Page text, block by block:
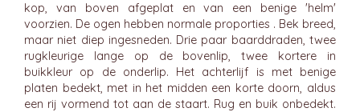
kop, van boven afgeplat en van een benige 'helm'
voorzien. De ogen hebben normale proporties . Bek breed,
maar niet diep ingesneden. Drie paar baarddraden, twee
rugkleurige lange op de bovenlip, twee kortere in
buikkleur op de onderlip. Het achterlijf is met benige
platen bedekt, met in het midden een korte doorn, aldus
een rij vormend tot aan de staart. Rug en buik onbedekt.